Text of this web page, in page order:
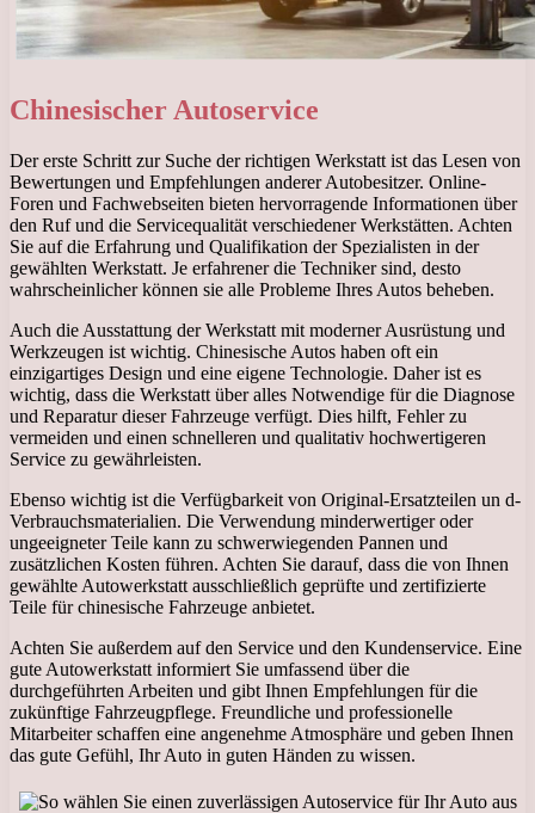
Chinesischer Autoservice
Der erste Schritt zur Suche der richtigen Werkstatt ist das Lesen von
Bewertungen und Empfehlungen anderer Autobesitzer. Online-
Foren und Fachwebseiten bieten hervorragende Informationen über
den Ruf und die Servicequalität verschiedener Werkstätten. Achten
Sie auf die Erfahrung und Qualifikation der Spezialisten in der
gewählten Werkstatt. Je erfahrener die Techniker sind, desto
wahrscheinlicher können sie alle Probleme Ihres Autos beheben.
Auch die Ausstattung der Werkstatt mit moderner Ausrüstung und
Werkzeugen ist wichtig. Chinesische Autos haben oft ein
einzigartiges Design und eine eigene Technologie. Daher ist es
wichtig, dass die Werkstatt über alles Notwendige für die Diagnose
und Reparatur dieser Fahrzeuge verfügt. Dies hilft, Fehler zu
vermeiden und einen schnelleren und qualitativ hochwertigeren
Service zu gewährleisten.
Ebenso wichtig ist die Verfügbarkeit von Original-Ersatzteilen un d-
Verbrauchsmaterialien. Die Verwendung minderwertiger oder
ungeeigneter Teile kann zu schwerwiegenden Pannen und
zusätzlichen Kosten führen. Achten Sie darauf, dass die von Ihnen
gewählte Autowerkstatt ausschließlich geprüfte und zertifizierte
Teile für chinesische Fahrzeuge anbietet.
Achten Sie außerdem auf den Service und den Kundenservice. Eine
gute Autowerkstatt informiert Sie umfassend über die
durchgeführten Arbeiten und gibt Ihnen Empfehlungen für die
zukünftige Fahrzeugpflege. Freundliche und professionelle
Mitarbeiter schaffen eine angenehme Atmosphäre und geben Ihnen
das gute Gefühl, Ihr Auto in guten Händen zu wissen.